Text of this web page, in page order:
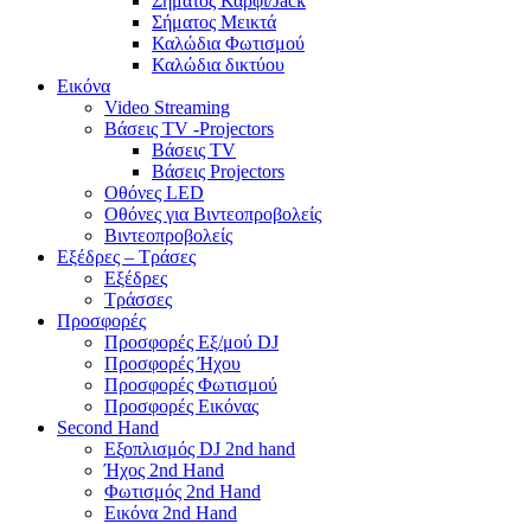
Σήματος Μεικτά
Καλώδια Φωτισμού
Καλώδια δικτύου
Εικόνα
Video Streaming
Βάσεις TV -Projectors
Βάσεις TV
Βάσεις Projectors
Οθόνες LED
Οθόνες για Βιντεοπροβολείς
Βιντεοπροβολείς
Εξέδρες – Τράσες
Εξέδρες
Τράσσες
Προσφορές
Προσφορές Εξ/μού DJ
Προσφορές Ήχου
Προσφορές Φωτισμού
Προσφορές Εικόνας
Second Hand
Εξοπλισμός DJ 2nd hand
Ήχος 2nd Hand
Φωτισμός 2nd Hand
Εικόνα 2nd Hand